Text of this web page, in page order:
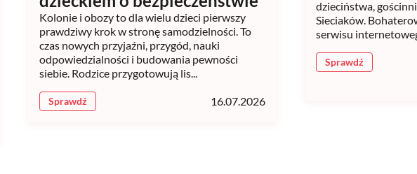
Kolonie i obozy to dla wielu dzieci pierwszy
prawdziwy krok w stronę samodzielności. To
czas nowych przyjaźni, przygód, nauki
odpowiedzialności i budowania pewności
siebie. Rodzice przygotowują lis...
Sprawdź 16.07.2026
dzieciństwa,
Sieciaków.
serwisu
Sprawdź